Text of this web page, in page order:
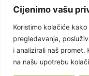
Cijenimo vašu
Koristimo kolačiće
pregledavanja,
i analizirali naš promet.
na našu upotrebu
Web
Graviranje
Point
hoodice
Sport
Flis
Jakne i
prsluci
Ostalo